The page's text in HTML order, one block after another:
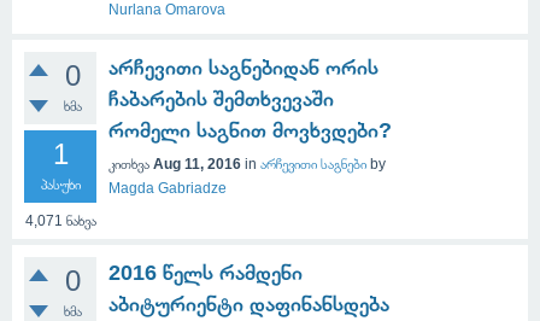
Nurlana Omarova
0
ხმა
1
პასუხი
4,071 ნახვა
არჩევითი საგნებიდან ორის
ჩაბარების შემთხვევაში
რომელი საგნით მოვხვდები?
კითხვა Aug 11, 2016 in არჩევითი საგნები by
Magda Gabriadze
0
ხმა
2016 წელს რამდენი
აბიტურიენტი დაფინანსდება